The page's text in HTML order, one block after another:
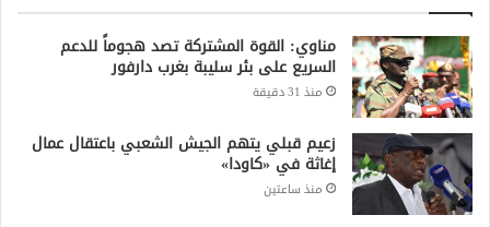
مناوي: القوة المشتركة تصد هجوماً للدعم
السريع على بئر سليبة بغرب دارفور
منذ 31 دقيقة
زعيم قبلي يتهم الجيش الشعبي باعتقال عمال
إغاثة في «كاودا»
منذ ساعتين